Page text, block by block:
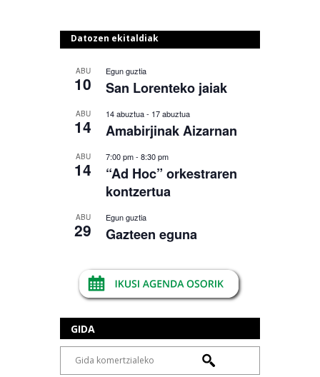
Datozen ekitaldiak
ABU
10
Egun guztia
San Lorenteko jaiak
ABU
14
14 abuztua- 17 abuztua
Amabirjinak Aizarnan
ABU
14
7:00 pm- 8:30 pm
“Ad Hoc” orkestraren
kontzertua
ABU
29
Egun guztia
Gazteen eguna
GIDA